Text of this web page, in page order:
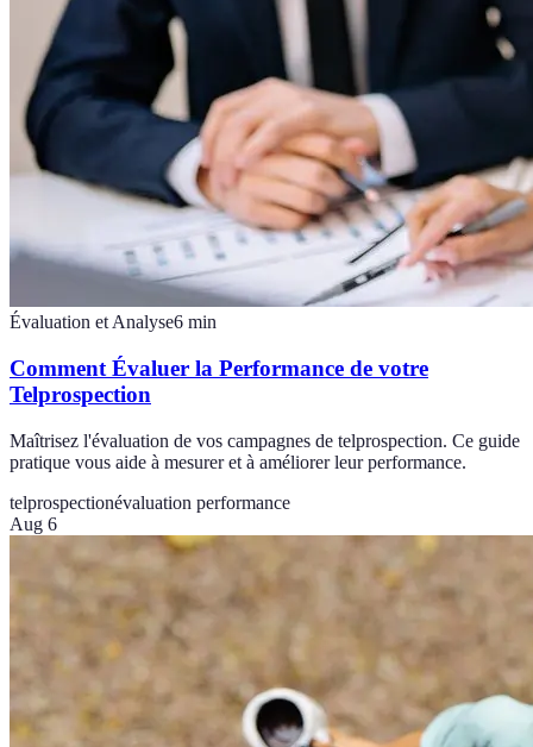
Évaluation et Analyse6 min
Comment Évaluer la Performance de votre
Telprospection
Maîtrisez l'évaluation de vos campagnes de telprospection. Ce guide
pratique vous aide à mesurer et à améliorer leur performance.
telprospectionévaluation performance
Aug 6